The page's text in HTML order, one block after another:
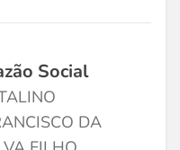
Social
DA